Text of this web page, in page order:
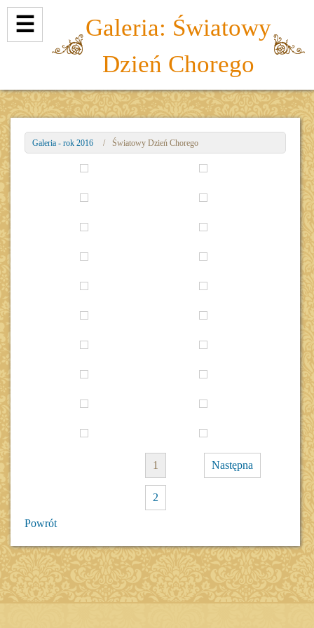
☰
Galeria: Światowy
Dzień Chorego
Galeria - rok 2016 / Światowy Dzień Chorego
1
2
Następna
Powrót